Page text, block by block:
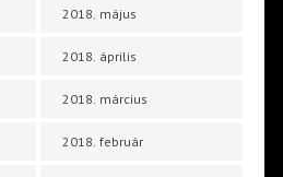
2018. május
2018. április
2018. március
2018. február